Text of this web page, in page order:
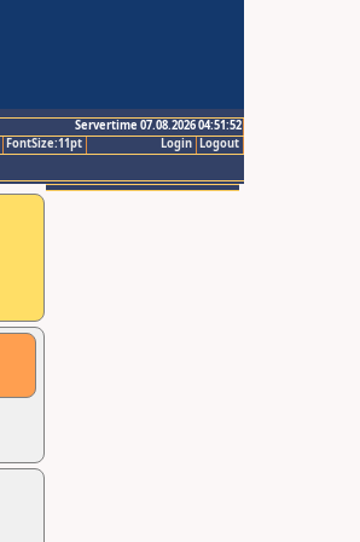
Servertime 07.08.2026 04:51:52
Logout
Login
FontSize:11pt